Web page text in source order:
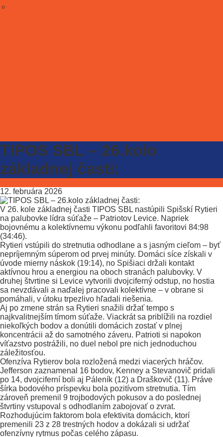
TIPOS SBL – 26.kolo
základnej časti:
12. februára 2026
V 26. kole základnej časti TIPOS SBL nastúpili Spišskí Rytieri
na palubovke lídra súťaže – Patriotov Levice. Napriek
bojovnému a kolektívnemu výkonu podľahli favoritovi 84:98
(34:46).
Rytieri vstúpili do stretnutia odhodlane a s jasným cieľom – byť
nepríjemným súperom od prvej minúty. Domáci síce získali v
úvode mierny náskok (19:14), no Spišiaci držali kontakt
aktívnou hrou a energiou na oboch stranách palubovky. V
druhej štvrtine si Levice vytvorili dvojciferný odstup, no hostia
sa nevzdávali a naďalej pracovali kolektívne – v obrane si
pomáhali, v útoku trpezlivo hľadali riešenia.
Aj po zmene strán sa Rytieri snažili držať tempo s
najkvalitnejším tímom súťaže. Viackrát sa priblížili na rozdiel
niekoľkých bodov a donútili domácich zostať v plnej
koncentrácii až do samotného záveru. Patrioti si napokon
víťazstvo postrážili, no duel nebol pre nich jednoduchou
záležitosťou.
Ofenzíva Rytierov bola rozložená medzi viacerých hráčov.
Jefferson zaznamenal 16 bodov, Kenney a Stevanovič pridali
po 14, dvojciferní boli aj Páleník (12) a Draškovič (11). Práve
šírka bodového príspevku bola pozitívom stretnutia. Tím
zároveň premenil 9 trojbodových pokusov a do poslednej
štvrtiny vstupoval s odhodlaním zabojovať o zvrat.
Rozhodujúcim faktorom bola efektivita domácich, ktorí
premenili 23 z 28 trestných hodov a dokázali si udržať
ofenzívny rytmus počas celého zápasu.